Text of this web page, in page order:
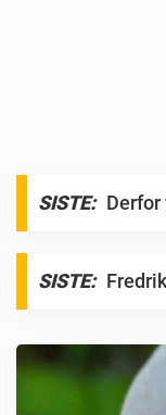
N
e
w
s
SISTE:
SISTE: